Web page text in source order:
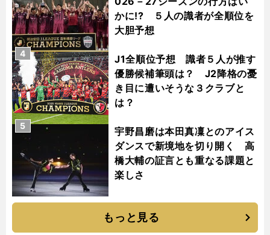
かに!? ５人の識者が全順位を
大胆予想
J1全順位予想 識者５人が推す
優勝候補筆頭は？ J2降格の憂
き目に遭いそうな３クラブと
は？
4
宇野昌磨は本田真凜とのアイス
ダンスで新境地を切り開く 高
橋大輔の証言とも重なる課題と
楽しさ
5
もっと見る